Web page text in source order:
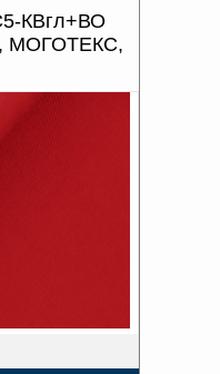
КВгл+ВО
МОГОТЕКС,